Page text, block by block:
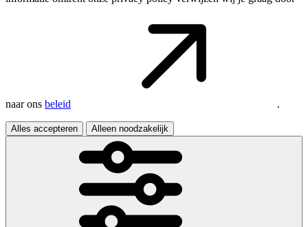
naar ons beleid .
Alles accepteren Alleen noodzakelijk